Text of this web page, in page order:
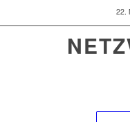
22.